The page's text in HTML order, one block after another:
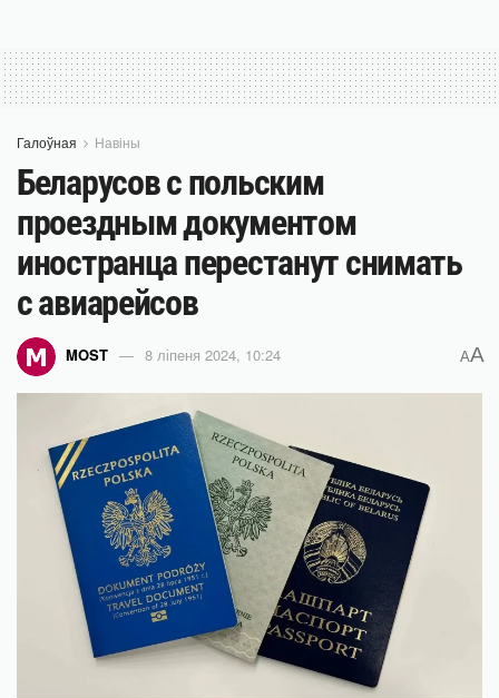
Галоўная Навіны
Беларусов с польским
проездным документом
иностранца перестанут снимать
с авиарейсов
MOST 8 ліпеня 2024, 10:24 AA